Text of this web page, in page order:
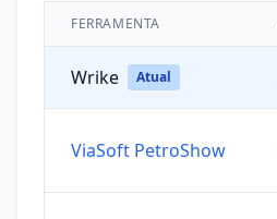
FERRAMENTA
Wrike Atual
ViaSoft PetroShow